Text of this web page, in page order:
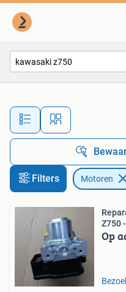
Alle
Filters Motoren
Z750
Op